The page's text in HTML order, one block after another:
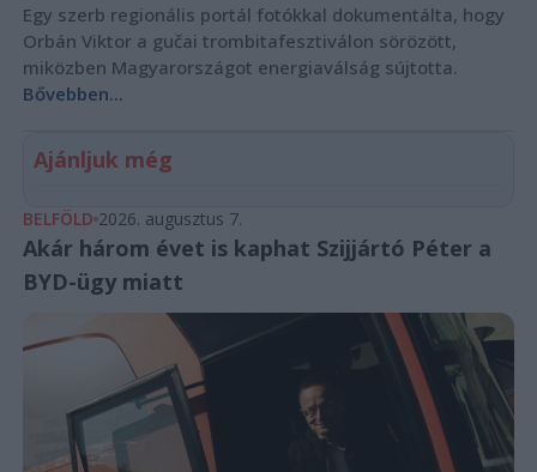
Egy szerb regionális portál fotókkal dokumentálta, hogy
Orbán Viktor a gučai trombitafesztiválon sörözött,
miközben Magyarországot energiaválság sújtotta.
Bővebben...
Ajánljuk még
BELFÖLD 2026. augusztus 7.
Akár három évet is kaphat Szijjártó Péter a
BYD-ügy miatt